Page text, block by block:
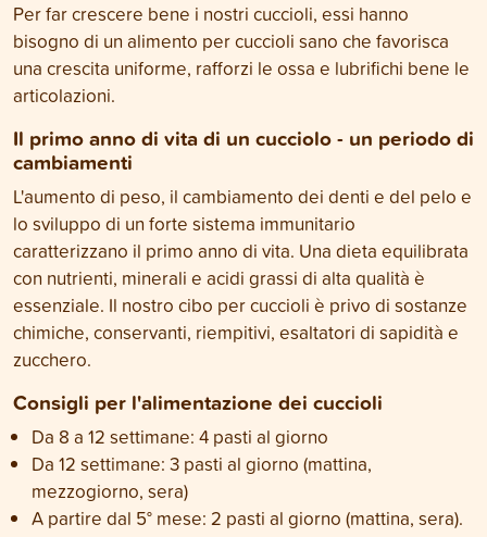
Per far crescere bene i nostri cuccioli, essi hanno
bisogno di un alimento per cuccioli sano che favorisca
una crescita uniforme, rafforzi le ossa e lubrifichi bene le
articolazioni.
Il primo anno di vita di un cucciolo - un periodo di
cambiamenti
L'aumento di peso, il cambiamento dei denti e del pelo e
lo sviluppo di un forte sistema immunitario
caratterizzano il primo anno di vita. Una dieta equilibrata
con nutrienti, minerali e acidi grassi di alta qualità è
essenziale. Il nostro cibo per cuccioli è privo di sostanze
chimiche, conservanti, riempitivi, esaltatori di sapidità e
zucchero.
Consigli per l'alimentazione dei cuccioli
Da 8 a 12 settimane: 4 pasti al giorno
Da 12 settimane: 3 pasti al giorno (mattina,
mezzogiorno, sera)
A partire dal 5° mese: 2 pasti al giorno (mattina, sera).